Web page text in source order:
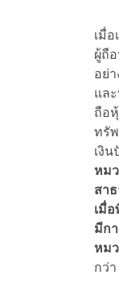
เมื่
ผู้ถื
อย่
แล
ถือ
ทรั
เงิ
หม
สา
เมื่
มีก
หม
กว่